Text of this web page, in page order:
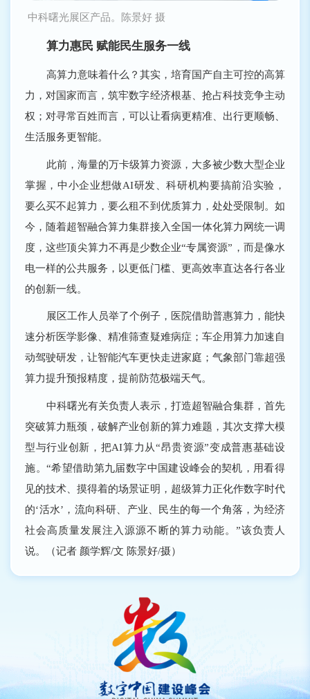
中科曙光展区产品。陈景好 摄
算力惠民 赋能民生服务一线
高算力意味着什么？其实，培育国产自主可控的高算
力，对国家而言，筑牢数字经济根基、抢占科技竞争主动
权；对寻常百姓而言，可以让看病更精准、出行更顺畅、
生活服务更智能。
此前，海量的万卡级算力资源，大多被少数大型企业
掌握，中小企业想做AI研发、科研机构要搞前沿实验，
要么买不起算力，要么租不到优质算力，处处受限制。如
今，随着超智融合算力集群接入全国一体化算力网统一调
度，这些顶尖算力不再是少数企业“专属资源”，而是像水
电一样的公共服务，以更低门槛、更高效率直达各行各业
的创新一线。
展区工作人员举了个例子，医院借助普惠算力，能快
速分析医学影像、精准筛查疑难病症；车企用算力加速自
动驾驶研发，让智能汽车更快走进家庭；气象部门靠超强
算力提升预报精度，提前防范极端天气。
中科曙光有关负责人表示，打造超智融合集群，首先
突破算力瓶颈，破解产业创新的算力难题，其次支撑大模
型与行业创新，把AI算力从“昂贵资源”变成普惠基础设
施。“希望借助第九届数字中国建设峰会的契机，用看得
见的技术、摸得着的场景证明，超级算力正化作数字时代
的‘活水’，流向科研、产业、民生的每一个角落，为经济
社会高质量发展注入源源不断的算力动能。”该负责人
说。（记者 颜学辉/文 陈景好/摄）